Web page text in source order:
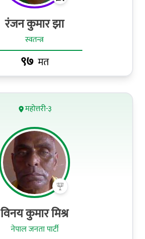
रंजन कुमार झा
स्वतन्त्र
९७ मत
महोत्तरी-३
विनय कुमार मिश्र
नेपाल जनता पार्टी